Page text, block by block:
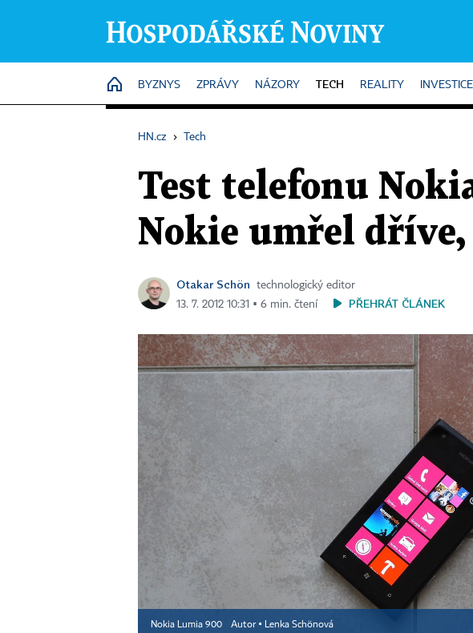
HOME
BYZNYS ZPRÁVY NÁZORY TECH REALITY INVESTICE
HN.cz › Tech
Test telefonu
Nokie umřel dříve,
Otakar Schön
technologický editor
13. 7. 2012 10:31 ▪ 6 min. čtení
PŘEHRÁT ČLÁNEK
Nokia Lumia 900 Autor ▪ Lenka Schönová